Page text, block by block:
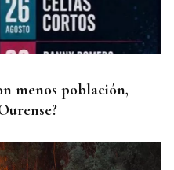
a sus seis años
límites para soñar
menos población,